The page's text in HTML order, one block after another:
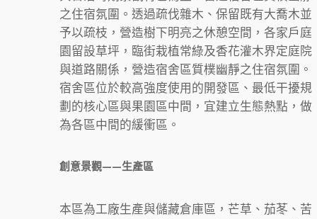
之住宿氛圍。透過疏伐雜木、保留既有大喬木並
予以疏枝，營造樹下明亮之休憩空間，各家戶庭
園留設草坪，臨街栽植常綠及香花灌木界定庭院
與道路關係，營造宿舍區質樸幽靜之住宿氛圍。
宿舍區位於較高強度使用的開發區、最低干擾規
劃的核心區與果園區中間，宜建立生態熱點，做
為各區中間的緩衝區。
創意景觀——生產區
本區為工廠生產與儲藏倉庫區，芒草、茄苳、苦